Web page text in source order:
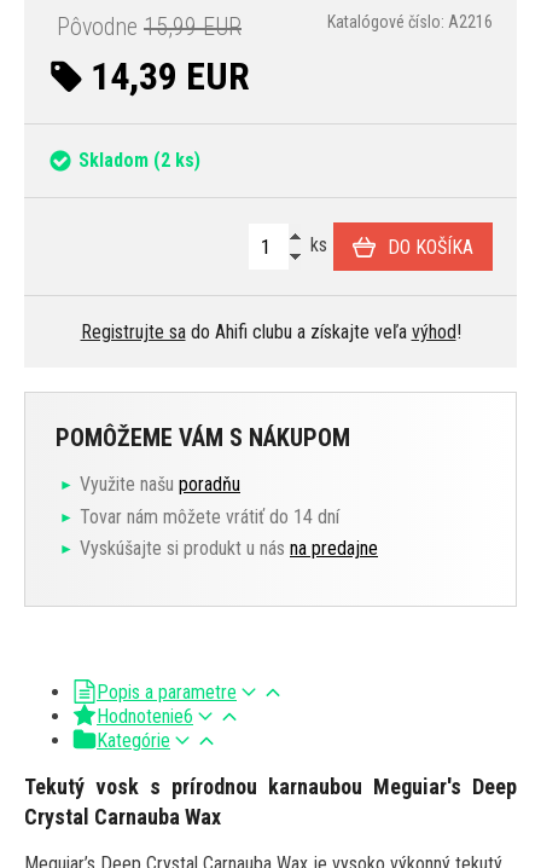
Pôvodne 15,99 EUR
14,39 EUR
Katalógové číslo: A2216
Skladom (2 ks)
ks DO KOŠÍKA
Registrujte sado Ahifi clubu a získajte veľa výhod!
POMÔŽEME VÁM S NÁKUPOM
Využite našu poradňu
Tovar nám môžete vrátiť do 14 dní
Vyskúšajte si produkt u nás na predajne
Popis a parametre
Hodnotenie6
Kategórie
Tekutý vosk s prírodnou karnaubou Meguiar's Deep
Crystal Carnauba Wax